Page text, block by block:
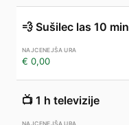
💨 Sušilec las 10 min
€ 0,00
📺 1 h televizije